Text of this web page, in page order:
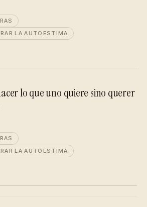
LA AUTOESTIMA
lo que uno quiere sino querer
LA AUTOESTIMA